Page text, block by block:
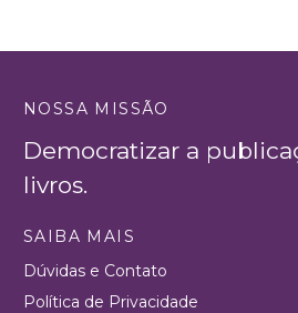
NOSSA MISSÃO
Democratizar a
livros.
SAIBA MAIS
Dúvidas e Contato
Política de Privacidade